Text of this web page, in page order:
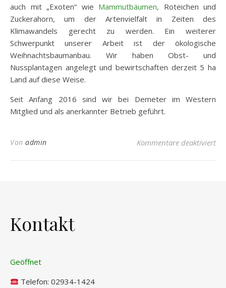
auch mit „Exoten“ wie Mammutbäumen, Roteichen und
Zuckerahorn, um der Artenvielfalt in Zeiten des
Klimawandels gerecht zu werden. Ein weiterer
Schwerpunkt unserer Arbeit ist der ökologische
Weihnachtsbaumanbau. Wir haben Obst- und
Nussplantagen angelegt und bewirtschaften derzeit 5 ha
Land auf diese Weise.
Seit Anfang 2016 sind wir bei Demeter im Western
Mitglied und als anerkannter Betrieb geführt.
Von admin Kommentare deaktiviert
Kontakt
Geöffnet
Telefon:02934-1424